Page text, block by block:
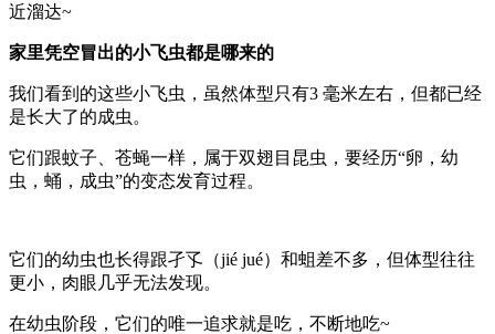
近溜达~
家里凭空冒出的小飞虫都是哪来的
我们看到的这些小飞虫，虽然体型只有3 毫米左右，但都已经
是长大了的成虫。
它们跟蚊子、苍蝇一样，属于双翅目昆虫，要经历“卵，幼
虫，蛹，成虫”的变态发育过程。
它们的幼虫也长得跟孑孓（jié jué）和蛆差不多，但体型往往
更小，肉眼几乎无法发现。
在幼虫阶段，它们的唯一追求就是吃，不断地吃~